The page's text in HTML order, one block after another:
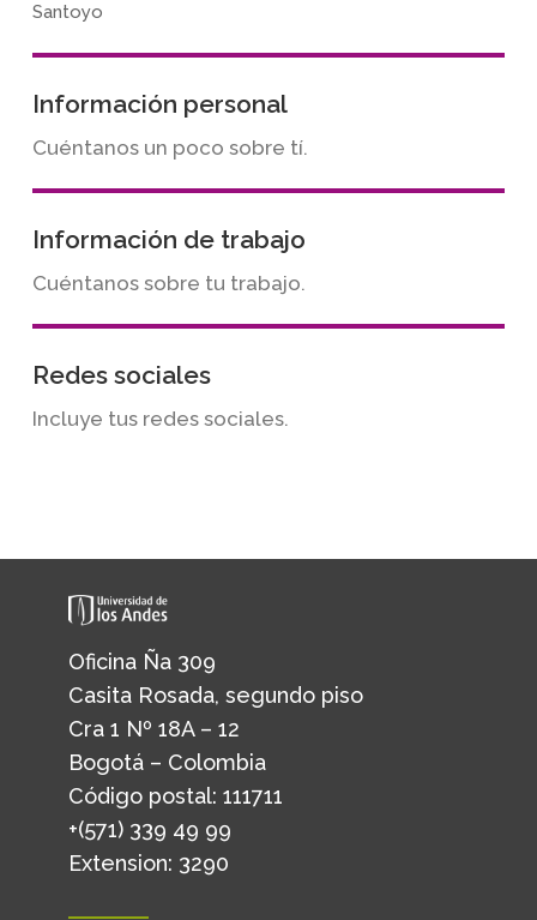
Santoyo
Información personal
Cuéntanos un poco sobre tí.
Información de trabajo
Cuéntanos sobre tu trabajo.
Redes sociales
Incluye tus redes sociales.
Oficina Ña 309
Casita Rosada, segundo piso
Cra 1 Nº 18A – 12
Bogotá – Colombia
Código postal: 111711
+(571) 339 49 99
Extension: 3290